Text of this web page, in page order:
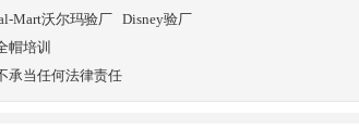
Mart沃尔玛验厂
Disney验厂
帽培训
承当任何法律责任